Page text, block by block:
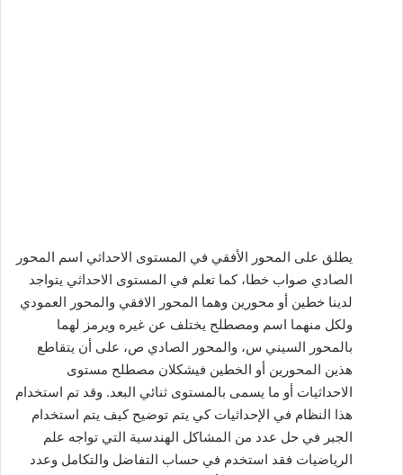
يطلق على المحور الأفقي في المستوى الاحداثي اسم المحور
الصادي صواب خطا، كما تعلم في المستوى الاحداثي يتواجد
لدينا خطين أو محورين وهما المحور الافقي والمحور العمودي
ولكل منهما اسم ومصطلح يختلف عن غيره ويرمز لهما
بالمحور السيني س، والمحور الصادي ص، على أن يتقاطع
هذين المحورين أو الخطين فيشكلان مصطلح مستوى
الاحداثيات أو ما يسمى بالمستوى ثنائي البعد. وقد تم استخدام
هذا النظام في الإحداثيات كي يتم توضيح كيف يتم استخدام
الجبر في حل عدد من المشاكل الهندسية التي تواجه علم
الرياضيات فقد استخدم في حساب التفاضل والتكامل وعدد